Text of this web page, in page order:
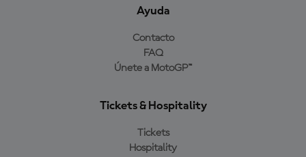
Ayuda
Contacto
FAQ
Únete a MotoGP™
Tickets & Hospitality
Tickets
Hospitality